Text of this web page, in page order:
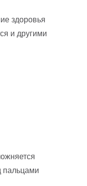
здоровья
и другими
пальцами